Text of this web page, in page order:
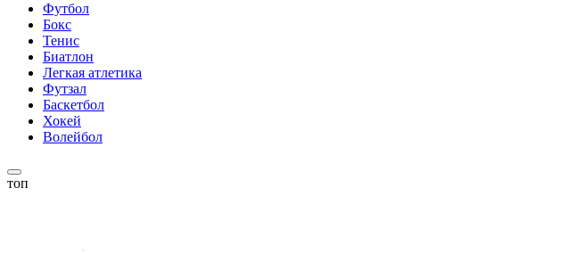
Футбол
Бокс
Тенис
Биатлон
Легкая атлетика
Футзал
Баскетбол
Хокей
Волейбол
топ